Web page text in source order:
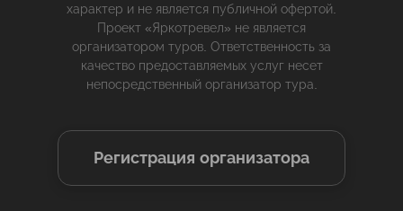
характер и не является публичной офертой.
Проект «Яркотревел» не является
организатором туров. Ответственность за
качество предоставляемых услуг несет
непосредственный организатор тура.
Регистрация организатора